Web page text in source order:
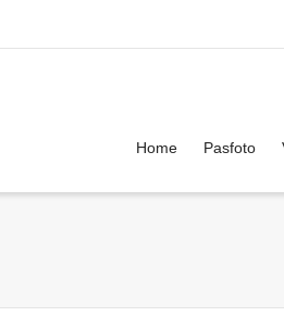
in a size size . Show me
Home Pasfoto